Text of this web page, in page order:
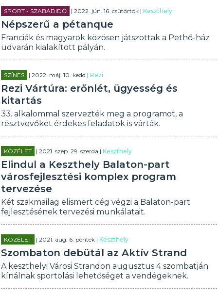
SPORT - SZABADIDŐ | 2022. jún. 16. csütörtök |Keszthely
Népszerű a pétanque
Franciák és magyarok közösen játszottak a Pethő-ház
udvarán kialakított pályán.
SZÍNES | 2022. máj. 10. kedd |Rezi
Rezi Vártúra: erőnlét, ügyesség és
kitartás
33. alkalommal szervezték meg a programot, a
résztvevőket érdekes feladatok is várták.
KÖZÉLET | 2021. szep. 29. szerda |Keszthely
Elindul a Keszthely Balaton-part
városfejlesztési komplex program
tervezése
Két szakmailag elismert cég végzi a Balaton-part
fejlesztésének tervezési munkálatait.
KÖZÉLET | 2021. aug. 6. péntek |Keszthely
Szombaton debütál az Aktív Strand
A keszthelyi Városi Strandon augusztus 4 szombatján
kínálnak sportolási lehetőséget a vendégeknek.